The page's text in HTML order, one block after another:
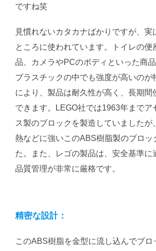
ですね笑
見慣れないカタカナばかりですが、実
ところに使われています。トイレの便
品、カメラやPCのボディといった商品
プラスチックの中でも強度が高いのが
により、製品は耐久性が高く、長期間
できます。LEGO社では1963年までア
ス製のブロックを製造していましたが
熱などに強いこのABS樹脂製のブロッ
た。また、レゴの製品は、安全基準に
品質管理が非常に厳格です。
精密な設計：
このABS樹脂を金型に流し込んでブロ